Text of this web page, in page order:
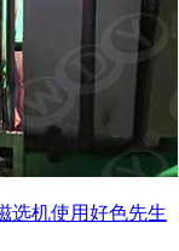
选机使用好色先生